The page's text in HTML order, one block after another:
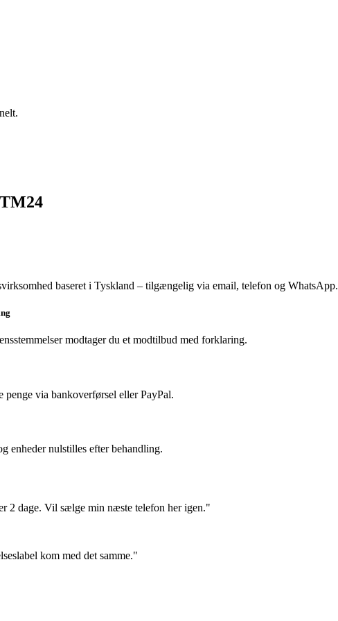
baseret i Tyskland – tilgængelig via email, telefon og WhatsApp.
modtager du et modtilbud med forklaring.
via bankoverførsel eller PayPal.
enheder nulstilles efter behandling.
2 dage. Vil sælge min næste telefon her igen."
kom med det samme."